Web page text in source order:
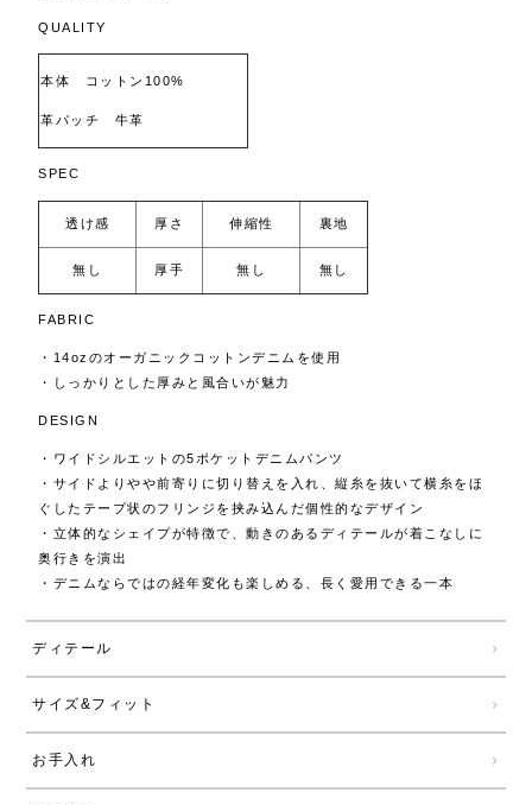
QUALITY
本体 コットン100%
革パッチ 牛革
SPEC
透け感 厚さ 伸縮性 裏地
無し 厚手 無し 無し
FABRIC
・14ozのオーガニックコットンデニムを使用
・しっかりとした厚みと風合いが魅力
DESIGN
・ワイドシルエットの5ポケットデニムパンツ
・サイドよりやや前寄りに切り替えを入れ、縦糸を抜いて横糸をほ
ぐしたテープ状のフリンジを挟み込んだ個性的なデザイン
・立体的なシェイプが特徴で、動きのあるディテールが着こなしに
奥行きを演出
・デニムならではの経年変化も楽しめる、長く愛用できる一本
ディテール
サイズ&フィット
お手入れ